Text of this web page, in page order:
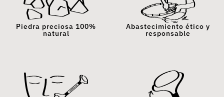
Piedra preciosa 100%
natural
Abastecimiento ético y
responsable